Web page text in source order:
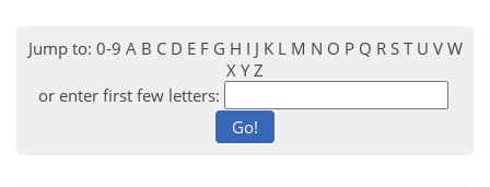
Jump to: 0-9 A B C D E F G H I J K L M N O P Q R S T U V W
X Y Z
or enter first few letters: